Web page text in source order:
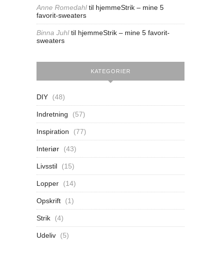
Anne Romedahltil hjemmeStrik – mine 5
favorit-sweaters
Binna Juhltil hjemmeStrik – mine 5 favorit-
sweaters
KATEGORIER
DIY (48)
Indretning (57)
Inspiration (77)
Interiør (43)
Livsstil (15)
Lopper (14)
Opskrift (1)
Strik (4)
Udeliv (5)